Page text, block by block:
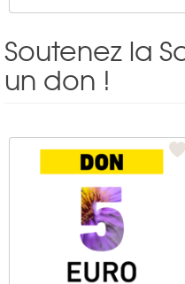
Soutenez la
un don !